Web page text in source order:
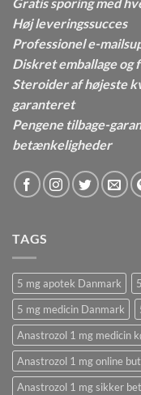
Høj leveringssucces
Professionel e-
Diskret emballage og
Steroider af højeste
garanteret
Pengene tilbage-
betænkeligheder
TAGS
5 mg apotek Danmark
5 mg medicin Danmark
Anastrozol 1 mg medicin
Anastrozol 1 mg online
Anastrozol 1 mg sikker